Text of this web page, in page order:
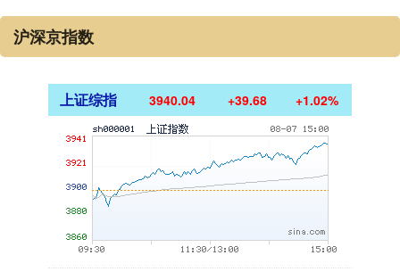
沪深京指数
上证综指 3940.04 +39.68 +1.02%